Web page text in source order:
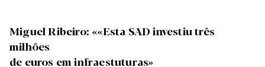
Miguel Ribeiro: ««Esta SAD investiu três
milhões
de euros em infraestuturas»